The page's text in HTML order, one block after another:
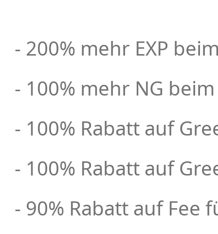
- 200% mehr EXP
- 100% mehr NG
- 100% Rabatt auf
- 100% Rabatt auf
- 90% Rabatt auf Fee